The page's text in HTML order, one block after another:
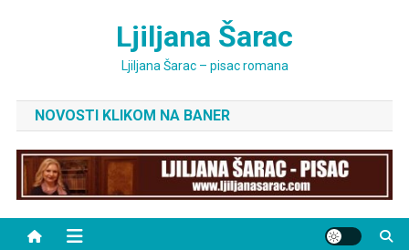
Ljiljana Šarac
Ljiljana Šarac – pisac romana
NOVOSTI KLIKOM NA BANER